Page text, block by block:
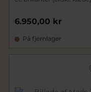
6.950,00 kr
På fjernlager